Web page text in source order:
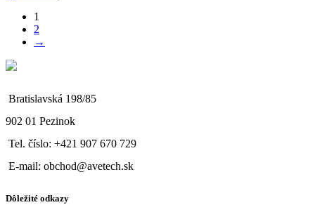
1
2
→
Bratislavská 198/85
902 01 Pezinok
Tel. číslo: +421 907 670 729
E-mail: obchod@avetech.sk
Dôležité odkazy